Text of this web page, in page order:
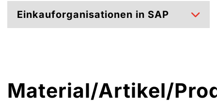
Einkauforganisationen in SAP
Material/Artikel/